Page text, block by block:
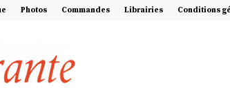
Photos Commandes Librairies Conditions